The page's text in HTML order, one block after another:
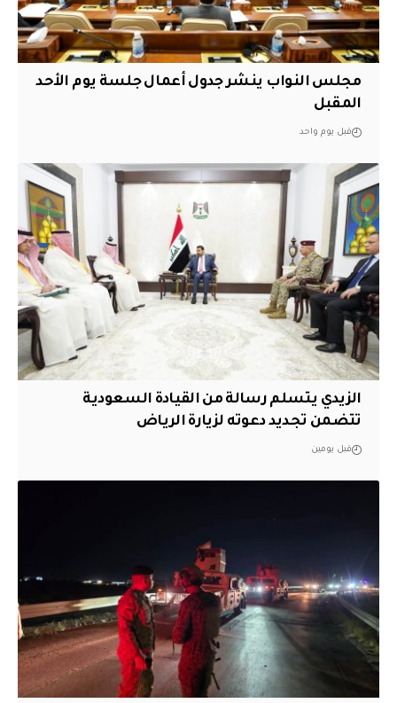
مجلس النواب ينشر جدول أعمال جلسة يوم الأحد
المقبل
قبل يوم واحد
الزيدي يتسلم رسالة من القيادة السعودية
تتضمن تجديد دعوته لزيارة الرياض
قبل يومين